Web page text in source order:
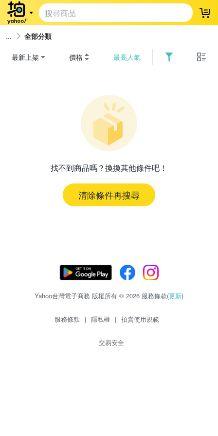
登
全部分類
最新上架 價格 最高人氣
找不到商品嗎？換換其他條件吧！
清除條件再搜尋
Yahoo台灣電子商務 版權所有 © 2026 服務條款(更新)
服務條款 | 隱私權 | 拍賣使用規範
交易安全